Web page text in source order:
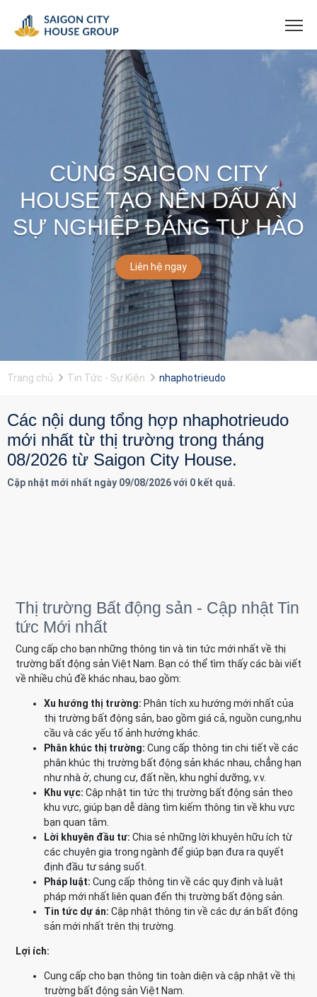
CÙNG SAIGON CITY
HOUSE TẠO NÊN DẤU ẤN
SỰ NGHIỆP ĐÁNG TỰ HÀO
Liên hệ ngay
Trang chủ Tin Tức - Sự Kiện nhaphotrieudo
Các nội dung tổng hợp nhaphotrieudo
mới nhất từ thị trường trong tháng
08/2026 từ Saigon City House.
Cập nhật mới nhất ngày 09/08/2026 với 0 kết quả.
Thị trường Bất động sản - Cập nhật Tin
tức Mới nhất
Cung cấp cho bạn những thông tin và tin tức mới nhất về thị
trường bất động sản Việt Nam. Bạn có thể tìm thấy các bài viết
về nhiều chủ đề khác nhau, bao gồm:
Xu hướng thị trường: Phân tích xu hướng mới nhất của
thị trường bất động sản, bao gồm giá cả, nguồn cung,nhu
cầu và các yếu tố ảnh hưởng khác.
Phân khúc thị trường: Cung cấp thông tin chi tiết về các
phân khúc thị trường bất động sản khác nhau, chẳng hạn
như nhà ở, chung cư, đất nền, khu nghỉ dưỡng, v.v.
Khu vực: Cập nhật tin tức thị trường bất động sản theo
khu vực, giúp bạn dễ dàng tìm kiếm thông tin về khu vực
bạn quan tâm.
Lời khuyên đầu tư: Chia sẻ những lời khuyên hữu ích từ
các chuyên gia trong ngành để giúp bạn đưa ra quyết
định đầu tư sáng suốt.
Pháp luật: Cung cấp thông tin về các quy định và luật
pháp mới nhất liên quan đến thị trường bất động sản.
Tin tức dự án: Cập nhật thông tin về các dự án bất động
sản mới nhất trên thị trường.
Lợi ích:
Cung cấp cho bạn thông tin toàn diện và cập nhật về thị
trường bất động sản Việt Nam.